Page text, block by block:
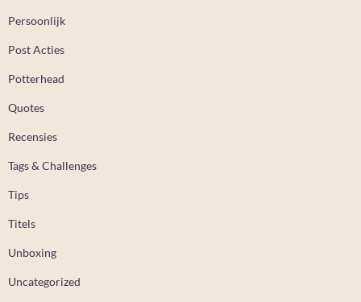
Persoonlijk
Post Acties
Potterhead
Quotes
Recensies
Tags & Challenges
Tips
Titels
Unboxing
Uncategorized